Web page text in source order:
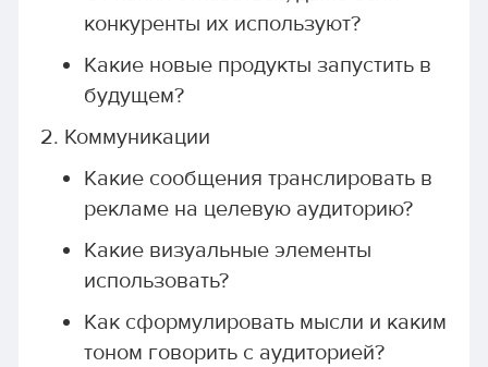
конкуренты их используют?
Какие новые продукты запустить в
будущем?
2. Коммуникации
Какие сообщения транслировать в
рекламе на целевую аудиторию?
Какие визуальные элементы
использовать?
Как сформулировать мысли и каким
тоном говорить с аудиторией?